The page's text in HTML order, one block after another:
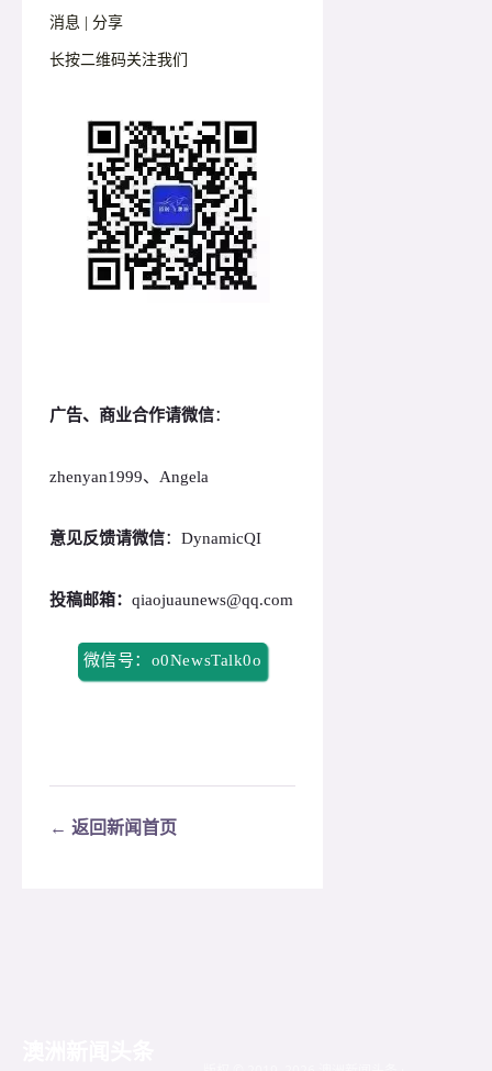
消息 | 分享
长按二维码关注我们
广告、商业合作请微信：
zhenyan1999、Angela
意见反馈请微信：DynamicQI
投稿邮箱： qiaojuaunews@qq.com
微信号：o0NewsTalk0o
← 返回新闻首页